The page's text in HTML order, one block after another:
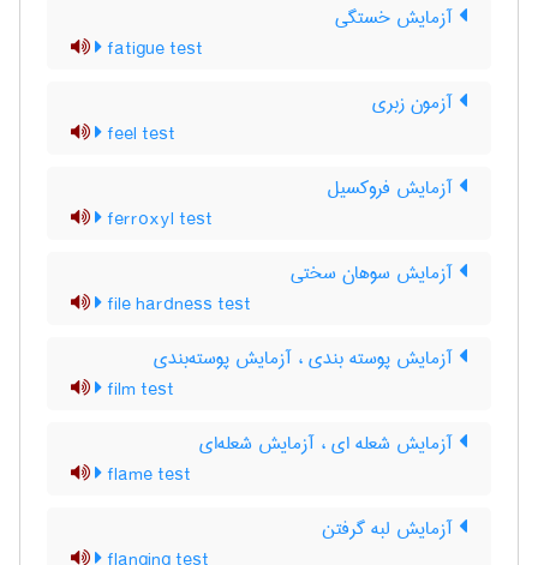
آزمایش خستگی
fatigue test
آزمون زبری
feel test
آزمایش فروکسیل
ferroxyl test
آزمایش سوهان سختی
file hardness test
آزمایش پوسته بندی ، آزمایش پوسته‌بندی
film test
آزمایش شعله ای ، آزمایش شعله‌ای
flame test
آزمایش لبه گرفتن